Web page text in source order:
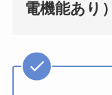
電機能あり）